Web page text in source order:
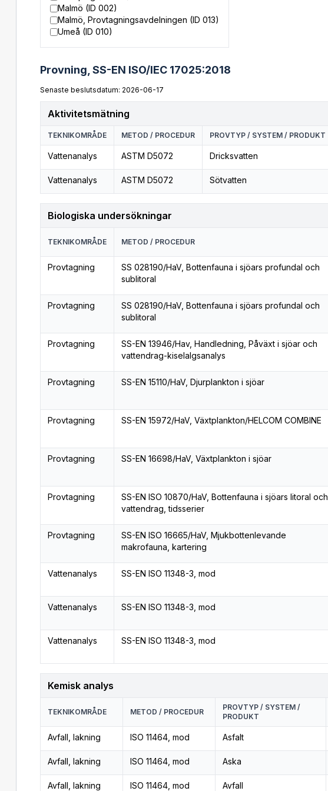
Malmö (ID 002)
Malmö, Provtagningsavdelningen (ID 013)
Umeå (ID 010)
Provning, SS-EN ISO/IEC 17025:2018
Senaste beslutsdatum: 2026-06-17
Aktivitetsmätning
TEKNIKOMRÅDE METOD / PROCEDUR PROVTYP / SYSTEM / PRODUKT
Vattenanalys ASTM D5072 Dricksvatten
Vattenanalys ASTM D5072 Sötvatten
Biologiska undersökningar
TEKNIKOMRÅDE METOD / PROCEDUR
Provtagning
SS 028190/HaV, Bottenfauna i sjöars profundal och
sublitoral
Provtagning
SS 028190/HaV, Bottenfauna i sjöars profundal och
sublitoral
Provtagning
SS-EN 13946/Hav, Handledning, Påväxt i sjöar och
vattendrag-kiselalgsanalys
Provtagning SS-EN 15110/HaV, Djurplankton i sjöar
Provtagning SS-EN 15972/HaV, Växtplankton/HELCOM COMBINE
Provtagning SS-EN 16698/HaV, Växtplankton i sjöar
Provtagning
SS-EN ISO 10870/HaV, Bottenfauna i sjöars litoral och
vattendrag, tidsserier
Provtagning
SS-EN ISO 16665/HaV, Mjukbottenlevande
makrofauna, kartering
Vattenanalys SS-EN ISO 11348-3, mod
Vattenanalys SS-EN ISO 11348-3, mod
Vattenanalys SS-EN ISO 11348-3, mod
Kemisk analys
TEKNIKOMRÅDE METOD / PROCEDUR
PROVTYP / SYSTEM /
PRODUKT
Avfall, lakning ISO 11464, mod Asfalt
Avfall, lakning ISO 11464, mod Aska
Avfall, lakning ISO 11464, mod Avfall